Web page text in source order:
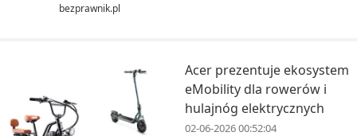
bezprawnik.pl
Acer prezentuje ekosystem
eMobility dla rowerów i
hulajnóg elektrycznych
02-06-2026 00:52:04